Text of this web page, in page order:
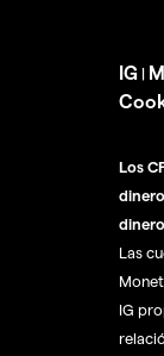
IG |
Los
Las
IG